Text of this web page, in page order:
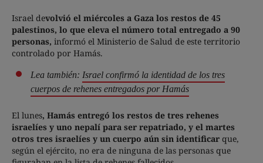
Israel devolvió el miércoles a Gaza los restos de 45
palestinos, lo que eleva el número total entregado a 90
personas, informó el Ministerio de Salud de este territorio
controlado por Hamás.
Lea también: Israel confirmó la identidad de los tres
cuerpos de rehenes entregados por Hamás
El lunes, Hamás entregó los restos de tres rehenes
israelíes y uno nepalí para ser repatriado, y el martes
otros tres israelíes y un cuerpo aún sin identificar que,
según el ejército, no era de ninguna de las personas que